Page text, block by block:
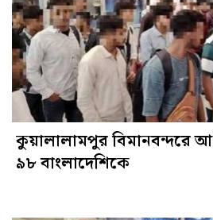
কুয়ালালামপুর বিমানবন্দরে
৯৮ বাংলাদেশিকে